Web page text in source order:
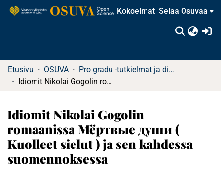
Kokoelmat Selaa Osuvaa
Etusivu OSUVA
Pro gradu -tutkielmat ja diplomityöt (rajattu saatavuus)
Idiomit Nikolai Gogolin romaanissa Мёртвые души ( Kuolleet sielut ) ja sen kahdessa suomennoksessa
Idiomit Nikolai Gogolin
romaanissa Мёртвые души (
Kuolleet sielut ) ja sen kahdessa
suomennoksessa